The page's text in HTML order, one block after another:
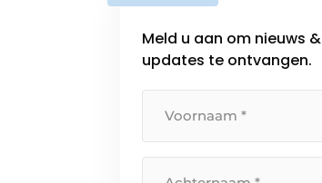
Meld u aan om nieuws &
updates te ontvangen.